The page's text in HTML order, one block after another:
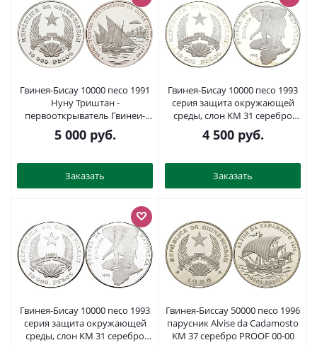
Гвинея-Бисау 10000 песо 1991
Нуну Триштан -
первооткрыватель Гвинеи-
Бисау KM 27 серебро PROOF
1098-2-31
5 000руб.
Заказать
Гвинея-Бисау 10000 песо 1993
серия защита окружающей
среды, слон KM 31 серебро
PROOF 1087-8-31
4 500руб.
Заказать
Гвинея-Бисау 10000 песо 1993
серия защита окружающей
среды, слон KM 31 серебро
Гвинея-Биссау 50000 песо 1996
парусник Alvise da Cadamosto
KM 37 серебро PROOF 00-00